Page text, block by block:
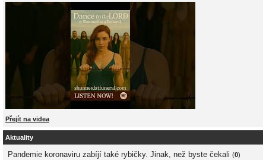
Přejít na videa
Aktuality
Pandemie koronaviru zabíjí také rybičky. Jinak, než byste čekali (0)